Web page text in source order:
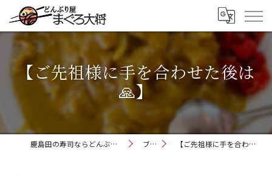
【ご先祖様に手を合わせた後は
🙏】
鹿島田の寿司ならどんぶり屋まぐろ大将 ブログ 【ご先祖様に手を合わせた後は🙏】